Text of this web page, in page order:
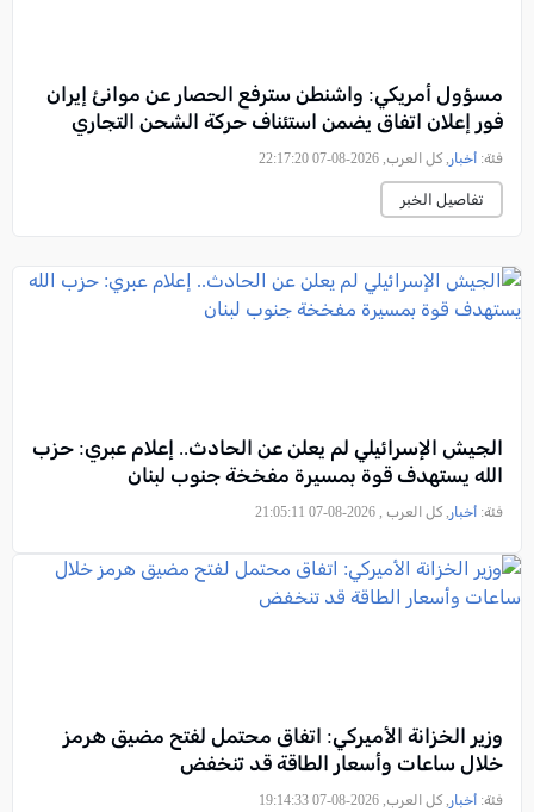
مسؤول أمريكي: واشنطن سترفع الحصار عن موانئ إيران
فور إعلان اتفاق يضمن استئناف حركة الشحن التجاري
فئة: أخبار , كل العرب, 2026-08-07 22:17:20
تفاصيل الخبر
الجيش الإسرائيلي لم يعلن عن الحادث.. إعلام عبري: حزب
الله يستهدف قوة بمسيرة مفخخة جنوب لبنان
فئة: أخبار , كل العرب , 2026-08-07 21:05:11
وزير الخزانة الأميركي: اتفاق محتمل لفتح مضيق هرمز
خلال ساعات وأسعار الطاقة قد تنخفض
فئة: أخبار , كل العرب, 2026-08-07 19:14:33